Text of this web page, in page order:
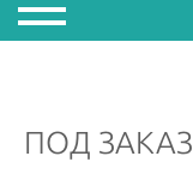
ПОД ЗАКАЗ